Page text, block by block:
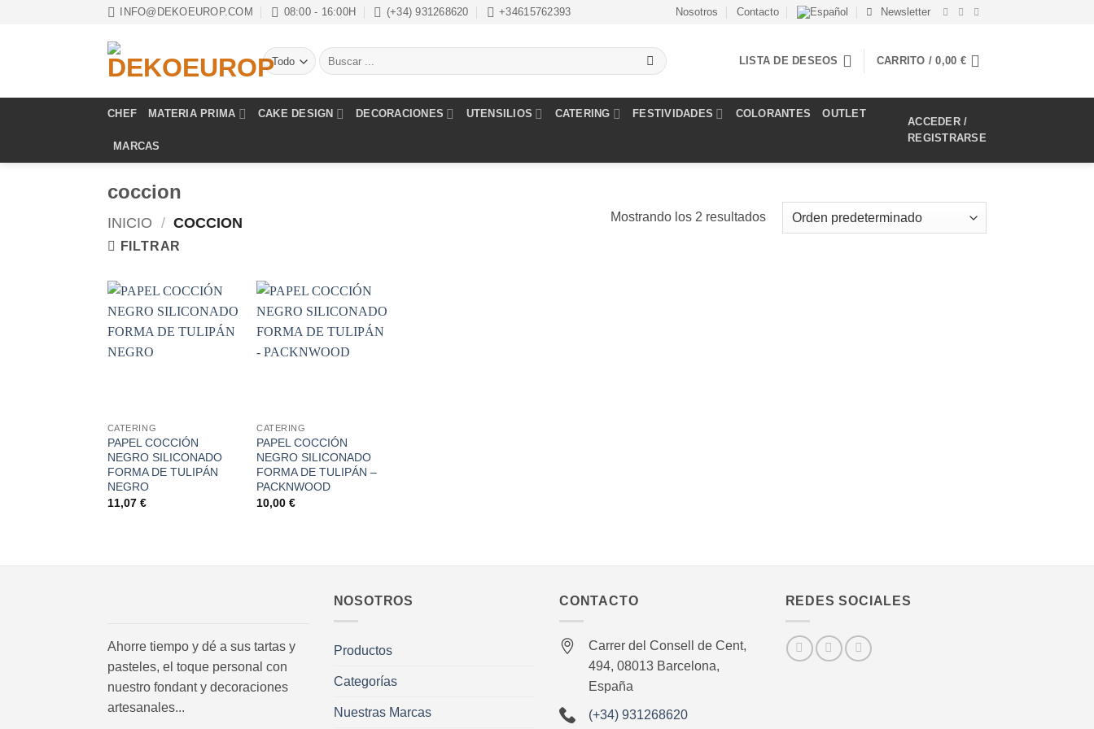
INFO@DEKOEUROP.COM 08:00 - 16:00H (+34) 931268620 +34615762393 Nosotros Contacto Newsletter
Buscar
por:
LISTA DE DESEOS CARRITO /0,00 €
CHEF MATERIA PRIMA CAKE DESIGN DECORACIONES UTENSILIOS CATERING FESTIVIDADES COLORANTES OUTLET
MARCAS
ACCEDER /
REGISTRARSE
coccion
INICIO / COCCION
FILTRAR
Mostrando los 2 resultados
Añadir
a la
CATERING
PAPEL COCCIÓN
NEGRO SILICONADO
FORMA DE TULIPÁN
NEGRO
11,07 €
Añadir
a la
lista de
CATERING
PAPEL COCCIÓN
NEGRO SILICONADO
FORMA DE TULIPÁN –
PACKNWOOD
10,00€
Ahorre tiempo y dé a sus tartas y
pasteles, el toque personal con
nuestro fondant y decoraciones
artesanales...
NOSOTROS
Productos
Categorías
Nuestras Marcas
CONTACTO
Carrer del Consell de Cent,
494, 08013 Barcelona,
España
(+34) 931268620
REDES SOCIALES